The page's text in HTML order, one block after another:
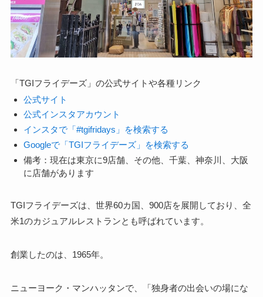
「TGIフライデーズ」の公式サイトや各種リンク
公式サイト
公式インスタアカウント
インスタで「#tgifridays」を検索する
Googleで「TGIフライデーズ」を検索する
備考：現在は東京に9店舗、その他、千葉、神奈川、大阪
に店舗があります
TGIフライデーズは、世界60カ国、900店を展開しており、全
米1のカジュアルレストランとも呼ばれています。
創業したのは、1965年。
ニューヨーク・マンハッタンで、「独身者の出会いの場にな